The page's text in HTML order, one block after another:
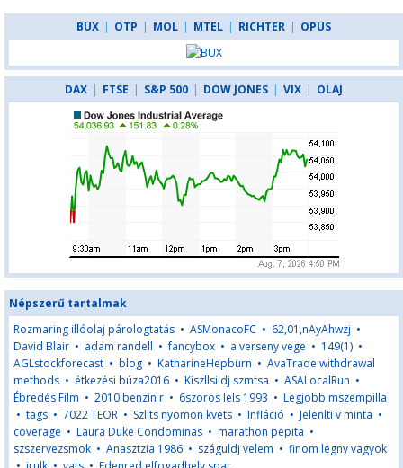
BUX | OTP | MOL | MTEL | RICHTER | OPUS
DAX | FTSE | S&P 500 | DOW JONES | VIX | OLAJ
Népszerű tartalmak
Rozmaring illóolaj párologtatás • ASMonacoFC • 62,01,nAyAhwzj •
David Blair • adam randell •fancybox • a verseny vege • 149(1) •
AGLstockforecast • blog • KatharineHepburn • AvaTrade withdrawal
methods • étkezési búza2016 • Kiszllsi dj szmtsa • ASALocalRun •
Ébredés Film • 2010 benzin r • 6szoros lels 1993 • Legjobb mszempilla
• tags • 7022 TEOR • Szllts nyomon kvets • Infláció • Jelenlti v minta •
coverage • Laura Duke Condominas • marathon pepita •
szszervezsmok • Anasztzia 1986 • száguldj velem • finom legny vagyok